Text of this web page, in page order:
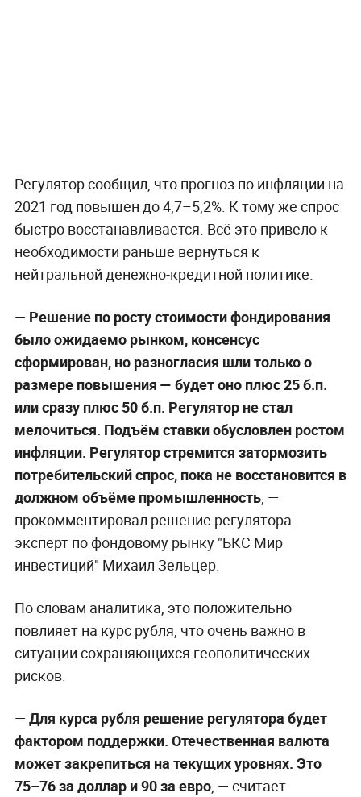
Регулятор сообщил, что прогноз по инфляции на
2021 год повышен до 4,7–5,2%. К тому же спрос
быстро восстанавливается. Всё это привело к
необходимости раньше вернуться к
нейтральной денежно-кредитной политике.
— Решение по росту стоимости фондирования
было ожидаемо рынком, консенсус
сформирован, но разногласия шли только о
размере повышения — будет оно плюс 25 б.п.
или сразу плюс 50 б.п. Регулятор не стал
мелочиться. Подъём ставки обусловлен ростом
инфляции. Регулятор стремится затормозить
потребительский спрос, пока не восстановится в
должном объёме промышленность, —
прокомментировал решение регулятора
эксперт по фондовому рынку "БКС Мир
инвестиций" Михаил Зельцер.
По словам аналитика, это положительно
повлияет на курс рубля, что очень важно в
ситуации сохраняющихся геополитических
рисков.
— Для курса рубля решение регулятора будет
фактором поддержки. Отечественная валюта
может закрепиться на текущих уровнях. Это
75–76 за доллар и 90 за евро, — считает